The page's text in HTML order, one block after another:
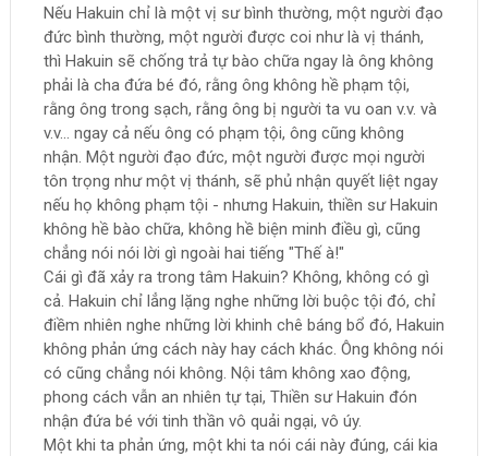
Nếu Hakuin chỉ là một vị sư bình thường, một người đạo
đức bình thường, một người được coi như là vị thánh,
thì Hakuin sẽ chống trả tự bào chữa ngay là ông không
phải là cha đứa bé đó, rằng ông không hề phạm tội,
rằng ông trong sạch, rằng ông bị người ta vu oan v.v. và
v.v... ngay cả nếu ông có phạm tội, ông cũng không
nhận. Một người đạo đức, một người được mọi người
tôn trọng như một vị thánh, sẽ phủ nhận quyết liệt ngay
nếu họ không phạm tội - nhưng Hakuin, thiền sư Hakuin
không hề bào chữa, không hề biện minh điều gì, cũng
chẳng nói nói lời gì ngoài hai tiếng "Thế à!"
Cái gì đã xảy ra trong tâm Hakuin? Không, không có gì
cả. Hakuin chỉ lẳng lặng nghe những lời buộc tội đó, chỉ
điềm nhiên nghe những lời khinh chê báng bổ đó, Hakuin
không phản ứng cách này hay cách khác. Ông không nói
có cũng chẳng nói không. Nội tâm không xao động,
phong cách vẫn an nhiên tự tại, Thiền sư Hakuin đón
nhận đứa bé với tinh thần vô quải ngại, vô úy.
Một khi ta phản ứng, một khi ta nói cái này đúng, cái kia